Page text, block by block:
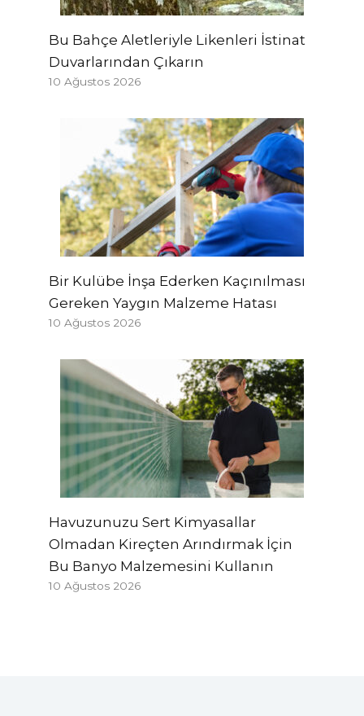
Bu Bahçe Aletleriyle Likenleri İstinat
Duvarlarından Çıkarın
10 Ağustos 2026
Bir Kulübe İnşa Ederken Kaçınılması
Gereken Yaygın Malzeme Hatası
10 Ağustos 2026
Havuzunuzu Sert Kimyasallar
Olmadan Kireçten Arındırmak İçin
Bu Banyo Malzemesini Kullanın
10 Ağustos 2026